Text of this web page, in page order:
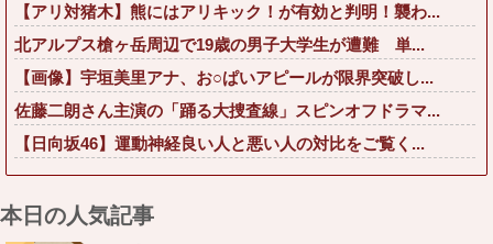
【アリ対猪木】熊にはアリキック！が有効と判明！襲わ...
北アルプス槍ヶ岳周辺で19歳の男子大学生が遭難 単...
【画像】宇垣美里アナ、お○ぱいアピールが限界突破し...
佐藤二朗さん主演の「踊る大捜査線」スピンオフドラマ...
【日向坂46】運動神経良い人と悪い人の対比をご覧く...
本日の人気記事